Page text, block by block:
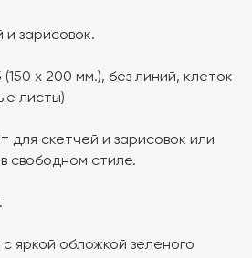
и зарисовок.
х 200 мм.), без линий, клеток
листы)
скетчей и зарисовок или
свободном стиле.
яркой обложкой зеленого